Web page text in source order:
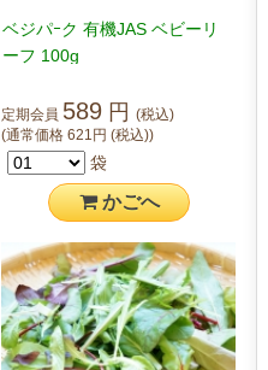
ベジパｰク 有機JAS ベビーリ
ーフ 100g
定期会員 589 円 (税込)
(通常価格 621円 (税込))
袋
かごへ